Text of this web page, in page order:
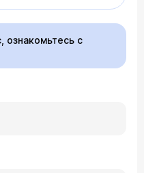
ознакомьтесь с